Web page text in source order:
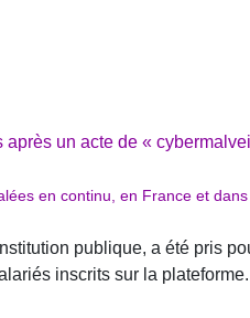
après un acte de «
en continu, en France et
publique, a été pris
inscrits sur la plateforme.